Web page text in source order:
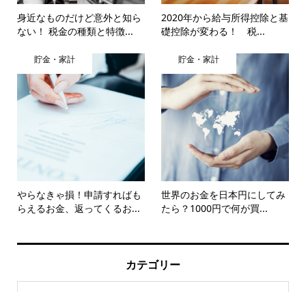
身近なものだけど意外と知ら
ない！ 税金の種類と特徴...
2020年から給与所得控除と基
礎控除が変わる！ 税...
貯金・家計
やらなきゃ損！申請すればも
らえるお金、返ってくるお...
貯金・家計
世界のお金を日本円にしてみ
たら？1000円で何が買...
カテゴリー